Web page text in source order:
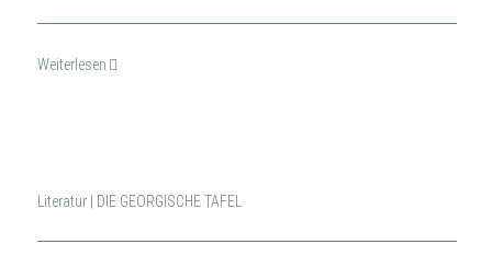
Weiterlesen
Literatur | DIE GEORGISCHE TAFEL